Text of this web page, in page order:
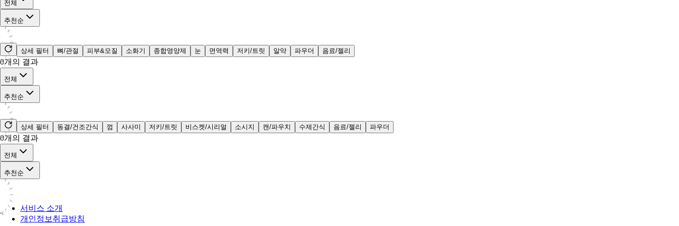
전체
추천순
상세 필터 뼈/관절 피부&모질 소화기 종합영양제 눈 면역력 저키/트릿 알약 파우더 음료/젤리
0개의 결과
전체
추천순
상세 필터 동결/건조간식 껌 사사미 저키/트릿 비스켓/시리얼 소시지 캔/파우치 수제간식 음료/젤리 파우더
0개의 결과
전체
추천순
서비스 소개
개인정보취급방침